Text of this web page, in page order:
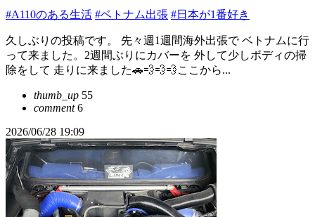
#A110のある生活 #ベトナム出張 #日本が1番好き
久しぶりの投稿です。 先々週1週間海外出張で ベトナムに行
って来ました。2週間ぶりにカバーを 外して少しボディの掃
除をして 走りに来ました🚗💨💨💨ここから...
thumb_up 55
comment6
2026/06/28 19:09